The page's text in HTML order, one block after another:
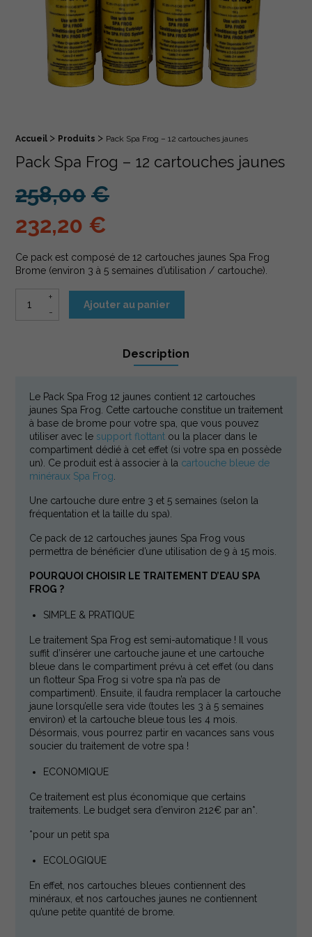
Fil d'Ariane :
Accueil > Produits > Pack Spa Frog – 12 cartouches jaunes
Pack Spa Frog – 12 cartouches jaunes
258,00 €
Le prix initial était :
232,20 €
Le prix actuel est : 232,20€.
Ce pack est composé de 12 cartouches jaunes Spa Frog
Brome (environ 3 à 5 semaines d’utilisation / cartouche).
quantité de Pack Spa Frog - 12 cartouches jaunes
Ajouter au panier
Description
Description
Le Pack Spa Frog 12 jaunes contient 12 cartouches
jaunes Spa Frog. Cette cartouche constitue un traitement
à base de brome pour votre spa, que vous pouvez
utiliser avec le support flottant ou la placer dans le
compartiment dédié à cet effet (si votre spa en possède
un). Ce produit est à associer à la cartouche bleue de
minéraux Spa Frog
Une cartouche dure entre 3 et 5 semaines (selon la
fréquentation et la taille du spa).
Ce pack de 12 cartouches jaunes Spa Frog vous
permettra de bénéficier d’une utilisation de 9 à 15 mois.
POURQUOI CHOISIR LE TRAITEMENT D’EAU SPA
FROG ?
SIMPLE & PRATIQUE
Le traitement Spa Frog est semi-automatique ! Il vous
suffit d’insérer une cartouche jaune et une cartouche
bleue dans le compartiment prévu à cet effet (ou dans
un flotteur Spa Frog si votre spa n’a pas de
compartiment). Ensuite, il faudra remplacer la cartouche
jaune lorsqu’elle sera vide (toutes les 3 à 5 semaines
environ) et la cartouche bleue tous les 4 mois.
Désormais, vous pourrez partir en vacances sans vous
soucier du traitement de votre spa !
ECONOMIQUE
Ce traitement est plus économique que certains
traitements. Le budget sera d’environ 212€ par an*.
*pour un petit spa
ECOLOGIQUE
En effet, nos cartouches bleues contiennent des
minéraux, et nos cartouches jaunes ne contiennent
qu’une petite quantité de brome.